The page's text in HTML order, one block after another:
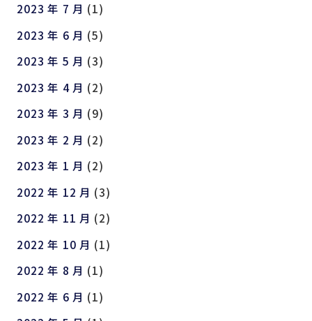
2023 年 7 月 (1)
2023 年 6 月 (5)
2023 年 5 月 (3)
2023 年 4 月 (2)
2023 年 3 月 (9)
2023 年 2 月 (2)
2023 年 1 月 (2)
2022 年 12 月 (3)
2022 年 11 月 (2)
2022 年 10 月 (1)
2022 年 8 月 (1)
2022 年 6 月 (1)